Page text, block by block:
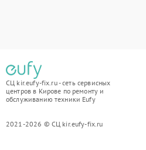
СЦ kir.eufy-fix.ru - сеть сервисных
центров в Кирове по ремонту и
обслуживанию техники Eufy
2021-2026 © СЦ kir.eufy-fix.ru